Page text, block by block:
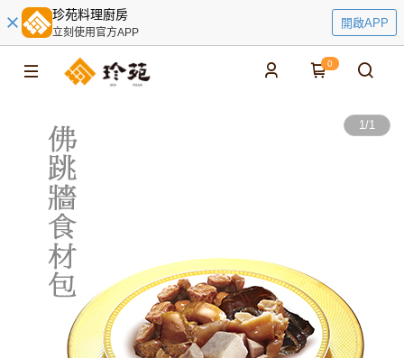
珍苑料理廚房
立刻使用官方APP
開啟APP
0
1/1